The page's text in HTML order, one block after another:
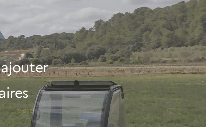
ajouter